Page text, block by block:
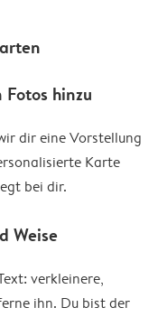
hinzu
dir eine Vorstellung
Karte
bei dir.
Weise
verkleinere,
ihn. Du bist der